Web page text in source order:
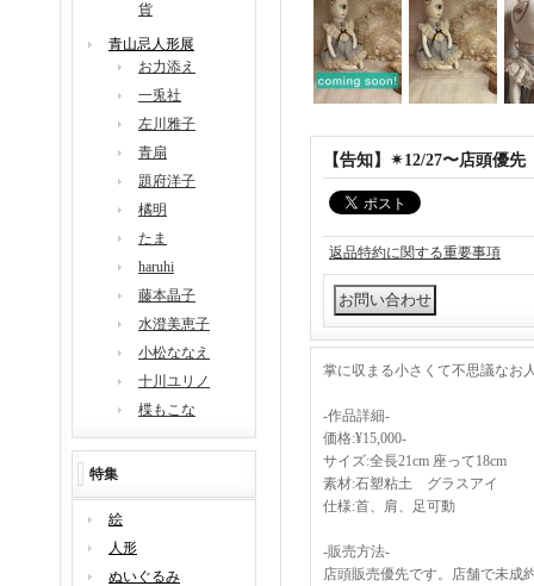
貨
青山忌人形展
お力添え
一兎社
左川雅子
青扇
題府洋子
橘明
たま
haruhi
藤本晶子
水澄美恵子
小松ななえ
十川ユリノ
楪もこな
特集
絵
人形
ぬいぐるみ
【告知】✴︎12/27〜店頭優
返品特約に関する重要事項
掌に収まる小さくて不思議なお
-作品詳細-
価格:¥15,000-
サイズ:全長21cm 座って18cm
素材:石塑粘土 グラスアイ
仕様:首、肩、足可動
-販売方法-
店頭販売優先です。店舗で未成